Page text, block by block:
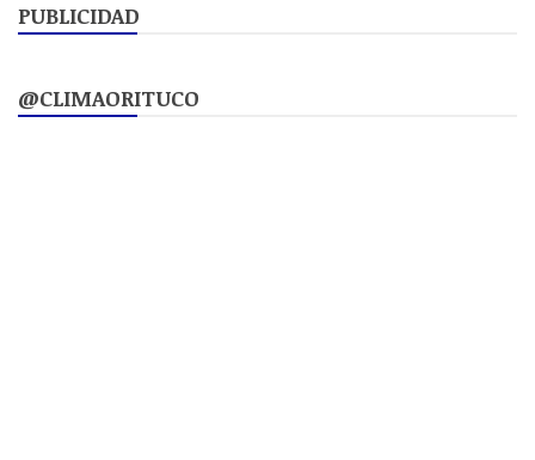
PUBLICIDAD
@CLIMAORITUCO